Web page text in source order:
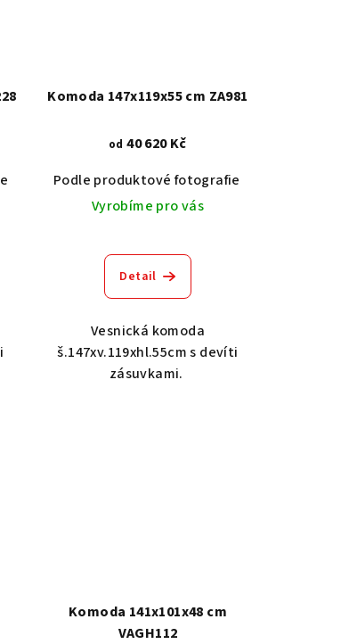
2209 Dub tmavý 2208 Ořech střední BT79T3
Bílá s patinou BT9001-A6
Černá RAL 9005
Komoda 147x119x55 cm ZA981
od 40 620 Kč
Podle produktové fotografie
Vyrobíme pro vás
Detail
Vesnická komoda
š.147xv.119xhl.55cm s devíti
zásuvkami.
Komoda 141x101x48 cm
VAGH112